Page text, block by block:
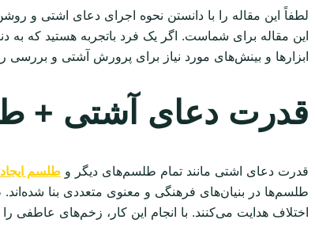
لطفاً این مقاله را با دانستن نحوه اجرای دعای اشتی و
این مقاله برای شماست. اگر یک فرد باتجربه هستید که به
ابزارها و بینش‌های مورد نیاز برای پرورش آشتی و بررسی
قدرت دعای آشتی +
قدرت دعای اشتی مانند تمام طلسم‌های دیگر و طلسم
طلسم‌ها در بنیان‌های فرهنگی و معنوی متعددی بنا
اختلاف هدایت می‌کنند. با انجام این کار، زخم‌های عاطفی را